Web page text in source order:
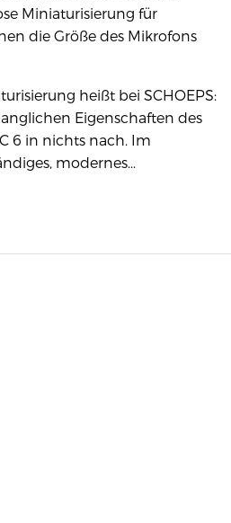
Miniaturisierung für
die Größe des Mikrofons
heißt bei SCHOEPS:
Eigenschaften des
6 in nichts nach. Im
modernes...